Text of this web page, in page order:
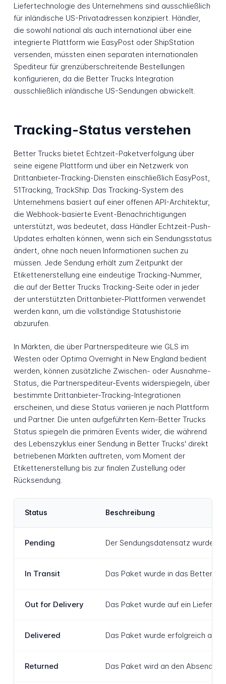
Liefertechnologie des Unternehmens sind ausschließlich
für inländische US-Privatadressen konzipiert. Händler,
die sowohl national als auch international über eine
integrierte Plattform wie EasyPost oder ShipStation
versenden, müssten einen separaten internationalen
Spediteur für grenzüberschreitende Bestellungen
konfigurieren, da die Better Trucks Integration
ausschließlich inländische US-Sendungen abwickelt.
Tracking-Status verstehen
Better Trucks bietet Echtzeit-Paketverfolgung über
seine eigene Plattform und über ein Netzwerk von
Drittanbieter-Tracking-Diensten einschließlich EasyPost,
51Tracking, TrackShip. Das Tracking-System des
Unternehmens basiert auf einer offenen API-Architektur,
die Webhook-basierte Event-Benachrichtigungen
unterstützt, was bedeutet, dass Händler Echtzeit-Push-
Updates erhalten können, wenn sich ein Sendungsstatus
ändert, ohne nach neuen Informationen suchen zu
müssen. Jede Sendung erhält zum Zeitpunkt der
Etikettenerstellung eine eindeutige Tracking-Nummer,
die auf der Better Trucks Tracking-Seite oder in jeder
der unterstützten Drittanbieter-Plattformen verwendet
werden kann, um die vollständige Statushistorie
abzurufen.
In Märkten, die über Partnerspediteure wie GLS im
Westen oder Optima Overnight in New England bedient
werden, können zusätzliche Zwischen- oder Ausnahme-
Status, die Partnerspediteur-Events widerspiegeln, über
bestimmte Drittanbieter-Tracking-Integrationen
erscheinen, und diese Status variieren je nach Plattform
und Partner. Die unten aufgeführten Kern-Better Trucks
Status spiegeln die primären Events wider, die während
des Lebenszyklus einer Sendung in Better Trucks' direkt
betriebenen Märkten auftreten, vom Moment der
Etikettenerstellung bis zur finalen Zustellung oder
Rücksendung.
Status Beschreibung
Pending Der Sendungsdatensatz wurde
In Transit Das Paket wurde in das Better
Out for Delivery Das Paket wurde auf ein
Delivered Das Paket wurde erfolgreich an
Returned Das Paket wird an den Absender